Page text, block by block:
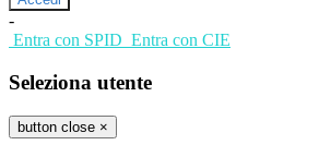
-
Entra con SPID Entra con CIE
Seleziona utente
button close ×